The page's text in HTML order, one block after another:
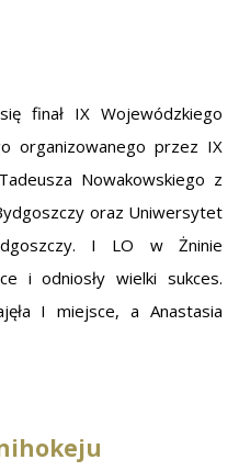
finał IX Wojewódzkiego
organizowanego przez IX
Nowakowskiego z
oraz Uniwersytet
I LO w Żninie
i odniosły wielki sukces.
I miejsce, a Anastasia